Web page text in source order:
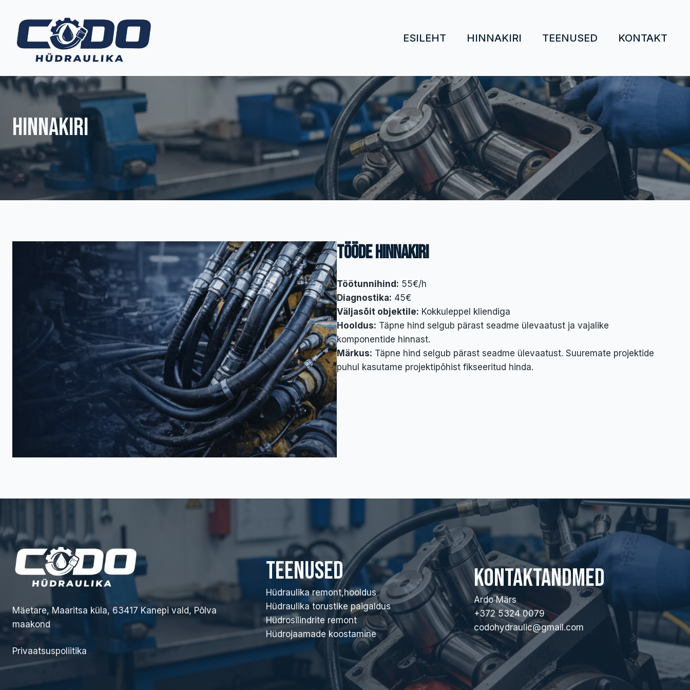
ESILEHT HINNAKIRI TEENUSED KONTAKT
Hinnakiri
Tööde hinnakiri
Töötunnihind: 55€/h
Diagnostika: 45€
Väljasõit objektile: Kokkuleppel kliendiga
Hooldus: Täpne hind selgub pärast seadme ülevaatust ja vajalike
komponentide hinnast.
Märkus: Täpne hind selgub pärast seadme ülevaatust. Suuremate projektide
puhul kasutame projektipõhist fikseeritud hinda.
Mäetare, Maaritsa küla, 63417 Kanepi vald, Põlva
maakond
Privaatsuspoliitika
Teenused
Hüdraulika remont,hooldus
Hüdraulika torustike paigaldus
Hüdrosilindrite remont
Hüdrojaamade koostamine
Kontaktandmed
Ardo Märs
+372 5324 0079
codohydraulic@gmail.com